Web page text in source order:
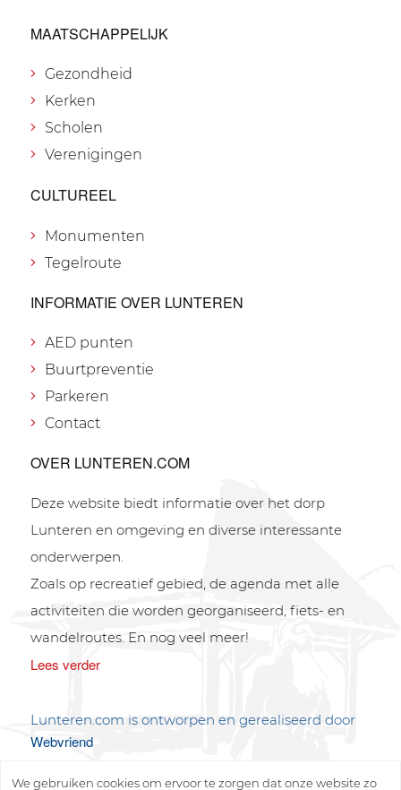
MAATSCHAPPELIJK
Gezondheid
Kerken
Scholen
Verenigingen
CULTUREEL
Monumenten
Tegelroute
INFORMATIE OVER LUNTEREN
AED punten
Buurtpreventie
Parkeren
Contact
OVER LUNTEREN.COM
Deze website biedt informatie over het dorp
Lunteren en omgeving en diverse interessante
onderwerpen.
Zoals op recreatief gebied, de agenda met alle
activiteiten die worden georganiseerd, fiets- en
wandelroutes. En nog veel meer!
Lees verder
Lunteren.com is ontworpen en gerealiseerd door
Webvriend
We gebruiken cookies om ervoor te zorgen dat onze website zo